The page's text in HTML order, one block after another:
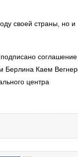
своей страны, но и
Берлина Каем
центра